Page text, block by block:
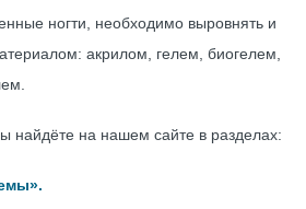
ногти, необходимо выровнять и
акрилом, гелем, биогелем,
найдёте на нашем сайте в разделах: